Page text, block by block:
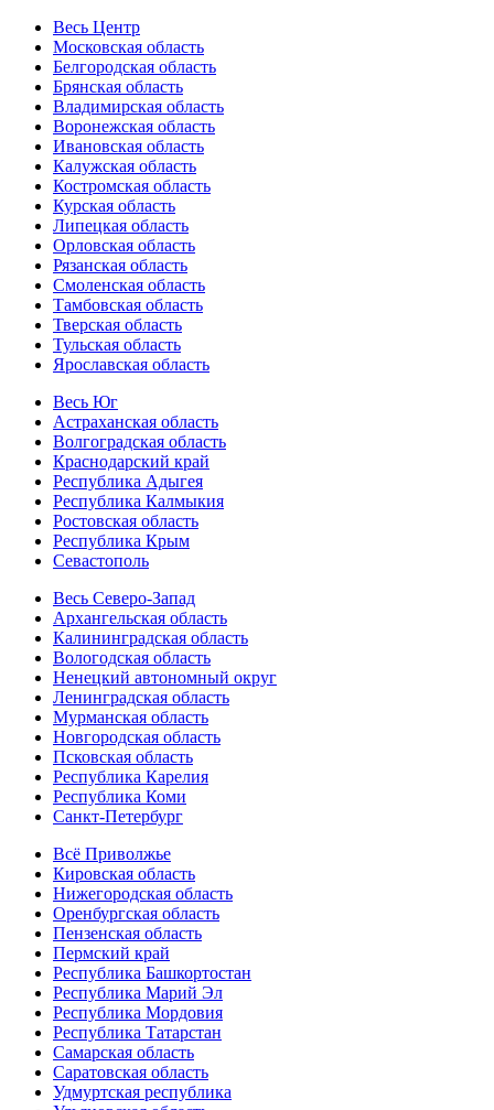
Весь Центр
Московская область
Белгородская область
Брянская область
Владимирская область
Воронежская область
Ивановская область
Калужская область
Костромская область
Курская область
Липецкая область
Орловская область
Рязанская область
Смоленская область
Тамбовская область
Тверская область
Тульская область
Ярославская область
Весь Юг
Астраханская область
Волгоградская область
Краснодарский край
Республика Адыгея
Республика Калмыкия
Ростовская область
Республика Крым
Севастополь
Весь Северо-Запад
Архангельская область
Калининградская область
Вологодская область
Ненецкий автономный округ
Ленинградская область
Мурманская область
Новгородская область
Псковская область
Республика Карелия
Республика Коми
Санкт-Петербург
Всё Приволжье
Кировская область
Нижегородская область
Оренбургская область
Пензенская область
Пермский край
Республика Башкортостан
Республика Марий Эл
Республика Мордовия
Республика Татарстан
Самарская область
Саратовская область
Удмуртская республика